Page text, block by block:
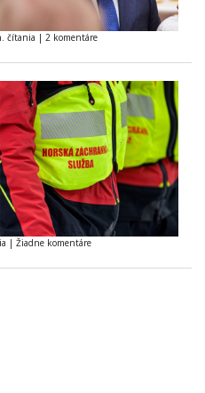
čítania | 2 komentáre
| Žiadne komentáre